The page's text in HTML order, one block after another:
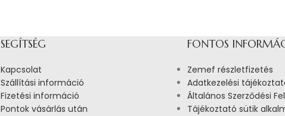
SEGÍTSÉG
Kapcsolat
Szállítási információ
Fizetési információ
Pontok vásárlás után
FONTOS
Zemef részletfizetés
Adatkezelési
Általános Szerződési
Tájékoztató sütik